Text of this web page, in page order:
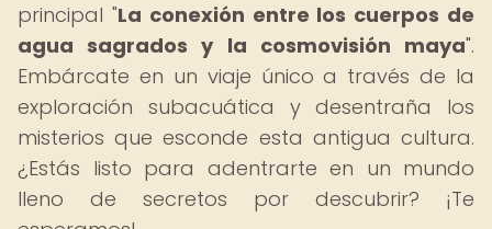
principal "La conexión entre los cuerpos de
agua sagrados y la cosmovisión maya".
Embárcate en un viaje único a través de la
exploración subacuática y desentraña los
misterios que esconde esta antigua cultura.
¿Estás listo para adentrarte en un mundo
lleno de secretos por descubrir? ¡Te